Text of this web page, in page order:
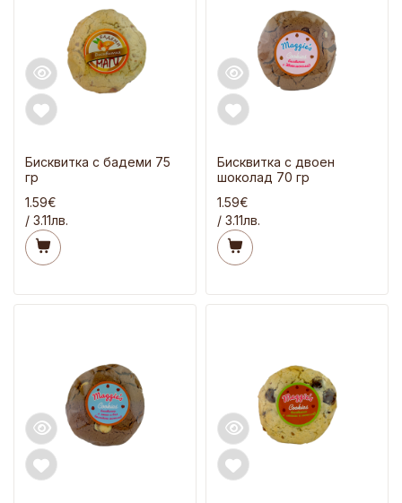
Бисквитка с бадеми 75
гр
1.59€
/ 3.11лв.
Бисквитка с двоен
шоколад 70 гр
1.59€
/ 3.11лв.